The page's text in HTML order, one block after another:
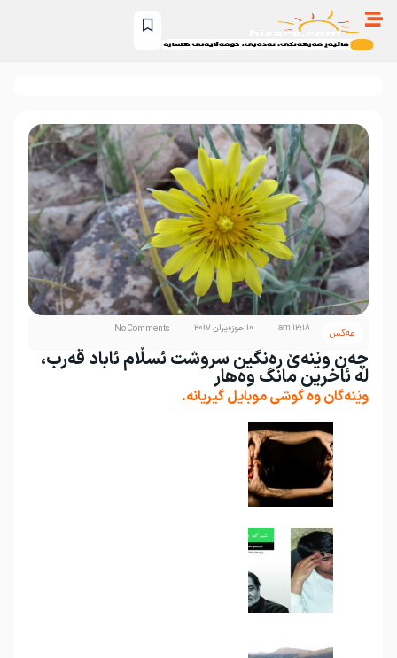
عه‌کس 12:18 am 10 حوزه‌یران 2017 No Comments
چەن وێنەێ رەنگین سروشت ئسڵام ئاباد قەرب،
لە ئاخرین مانگ وەهار
وێنەگان وە گوشی موبایل گیریانە.